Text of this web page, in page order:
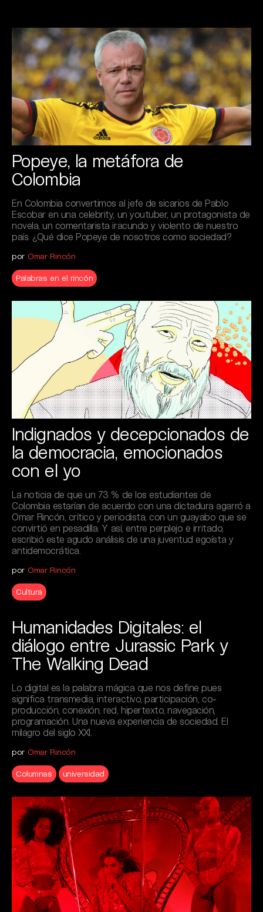
Popeye, la metáfora de
Colombia
En Colombia convertimos al jefe de sicarios de Pablo
Escobar en una celebrity, un youtuber, un protagonista de
novela, un comentarista iracundo y violento de nuestro
país. ¿Qué dice Popeye de nosotros como sociedad?
por Omar Rincón
Palabras en el rincón
Indignados y decepcionados de
la democracia, emocionados
con el yo
La noticia de que un 73 % de los estudiantes de
Colombia estarían de acuerdo con una dictadura agarró a
Omar Rincón, crítico y periodista, con un guayabo que se
convirtió en pesadilla. Y así, entre perplejo e irritado,
escribió este agudo análisis de una juventud egoísta y
antidemocrática.
por Omar Rincón
Cultura
Humanidades Digitales: el
diálogo entre Jurassic Park y
The Walking Dead
Lo digital es la palabra mágica que nos define pues
significa transmedia, interactivo, participación, co-
producción, conexión, red, hipertexto, navegación,
programación. Una nueva experiencia de sociedad. El
milagro del siglo XXI.
por Omar Rincón
Columnas universidad